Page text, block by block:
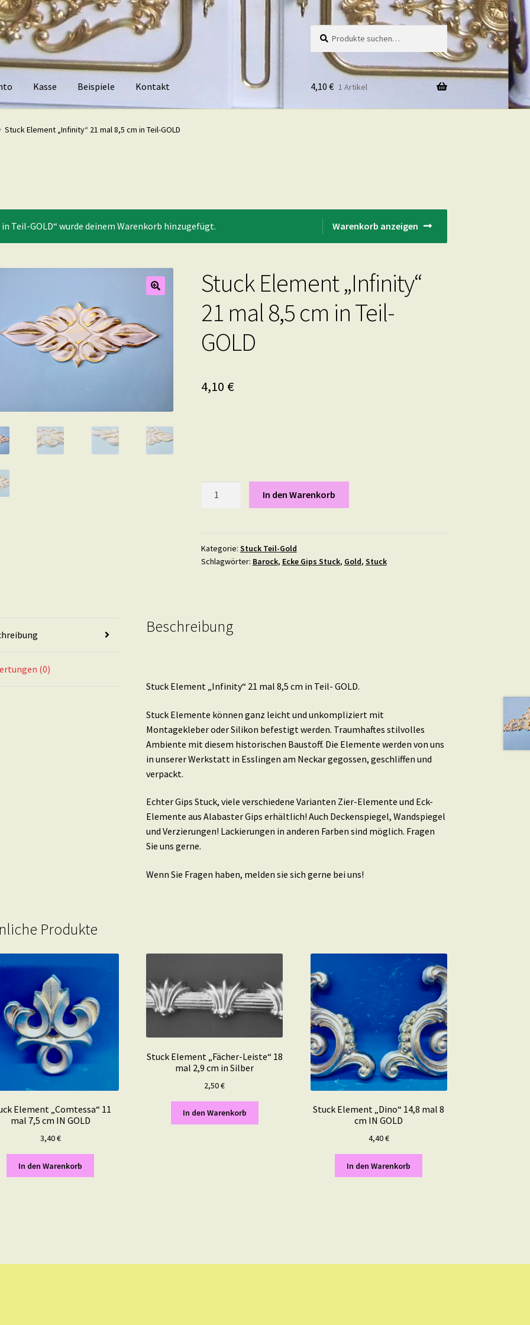
nach:
Kasse Beispiele Kontakt
Kontakt
4,10 € 1 Artikel
Stuck Element „Infinity“ 21 mal 8,5 cm in Teil-GOLD
Warenkorb anzeigen
Teil-GOLD“ wurde deinem Warenkorb hinzugefügt.
Stuck Element „Infinity“
21 mal 8,5 cm in Teil-
GOLD
4,10 €
mal
8,5
GOLD
Menge
In den Warenkorb
Kategorie: Stuck Teil-Gold
Schlagwörter: Barock, Ecke Gips Stuck, Gold, Stuck
(0)
Beschreibung
Stuck Element „Infinity“ 21 mal 8,5 cm in Teil- GOLD.
Stuck Elemente können ganz leicht und unkompliziert mit
Montagekleber oder Silikon befestigt werden. Traumhaftes stilvolles
Ambiente mit diesem historischen Baustoff. Die Elemente werden von uns
in unserer Werkstatt in Esslingen am Neckar gegossen, geschliffen und
verpackt.
Echter Gips Stuck, viele verschiedene Varianten Zier-Elemente und Eck-
Elemente aus Alabaster Gips erhältlich! Auch Deckenspiegel, Wandspiegel
und Verzierungen! Lackierungen in anderen Farben sind möglich. Fragen
Sie uns gerne.
Wenn Sie Fragen haben, melden sie sich gerne bei uns!
Produkte
Element „Comtessa“ 11
mal 7,5 cm IN GOLD
3,40€
In den Warenkorb
Stuck Element „Fächer-Leiste“ 18
mal 2,9 cm in Silber
2,50€
In den Warenkorb
Stuck Element „Dino“ 14,8 mal 8
cm IN GOLD
4,40€
In den Warenkorb